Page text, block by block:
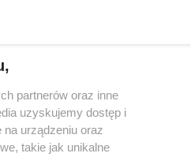
partnerów oraz inne
uzyskujemy dostęp i
urządzeniu oraz
takie jak unikalne